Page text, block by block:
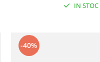
IN STOC
-40%